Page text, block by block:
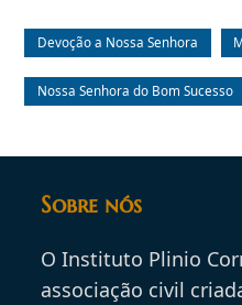
Devoção a Nossa Senhora
Nossa Senhora do Bom Sucesso
Sobre nós
O Instituto Plinio
associação civil